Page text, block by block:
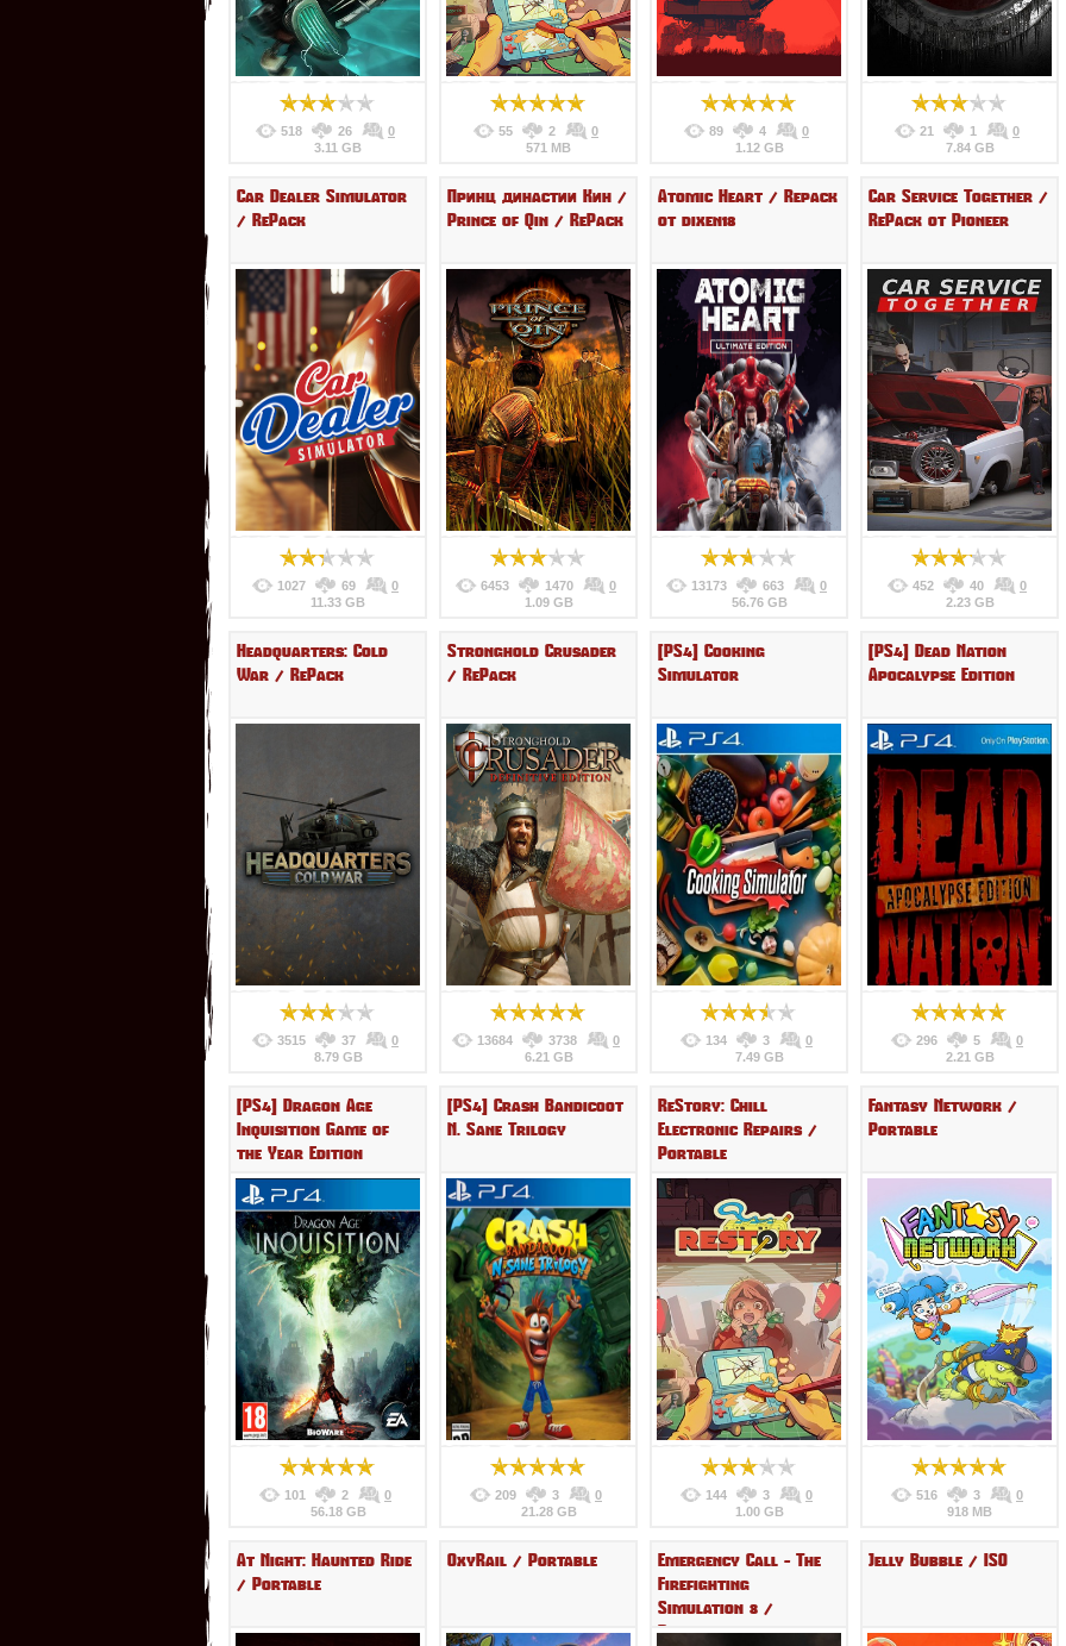
518 26
0
3.11 GB
55 2
0
571 MB
89 4
0
1.12 GB
21 1
0
7.84 GB
Car Dealer Simulator
/ RePack
1027 69
0
11.33 GB
Принц династии Кин /
Prince of Qin / RePack
6453 1470
0
1.09 GB
Atomic Heart / Repack
от dixen18
13173 663
0
56.76 GB
Car Service Together /
RePack от Pioneer
452 40
0
2.23 GB
Headquarters: Cold
War / RePack
3515 37
0
8.79 GB
Stronghold Crusader
/ RePack
13684 3738
0
6.21 GB
[PS4] Cooking
Simulator
134 3
0
7.49 GB
[PS4] Dead Nation
Apocalypse Edition
296 5
0
2.21 GB
[PS4] Dragon Age
Inquisition Game of
the Year Edition
101 2
0
56.18 GB
[PS4] Crash Bandicoot
N. Sane Trilogy
209 3
0
21.28 GB
ReStory: Chill
Electronic Repairs /
Portable
144 3
0
1.00 GB
Fantasy Network /
Portable
516 3
0
918 MB
At Night: Haunted Ride
/ Portable
OxyRail / Portable
Emergency Call - The
Firefighting
Simulation 3 /
Portable
Jelly Bubble / ISO